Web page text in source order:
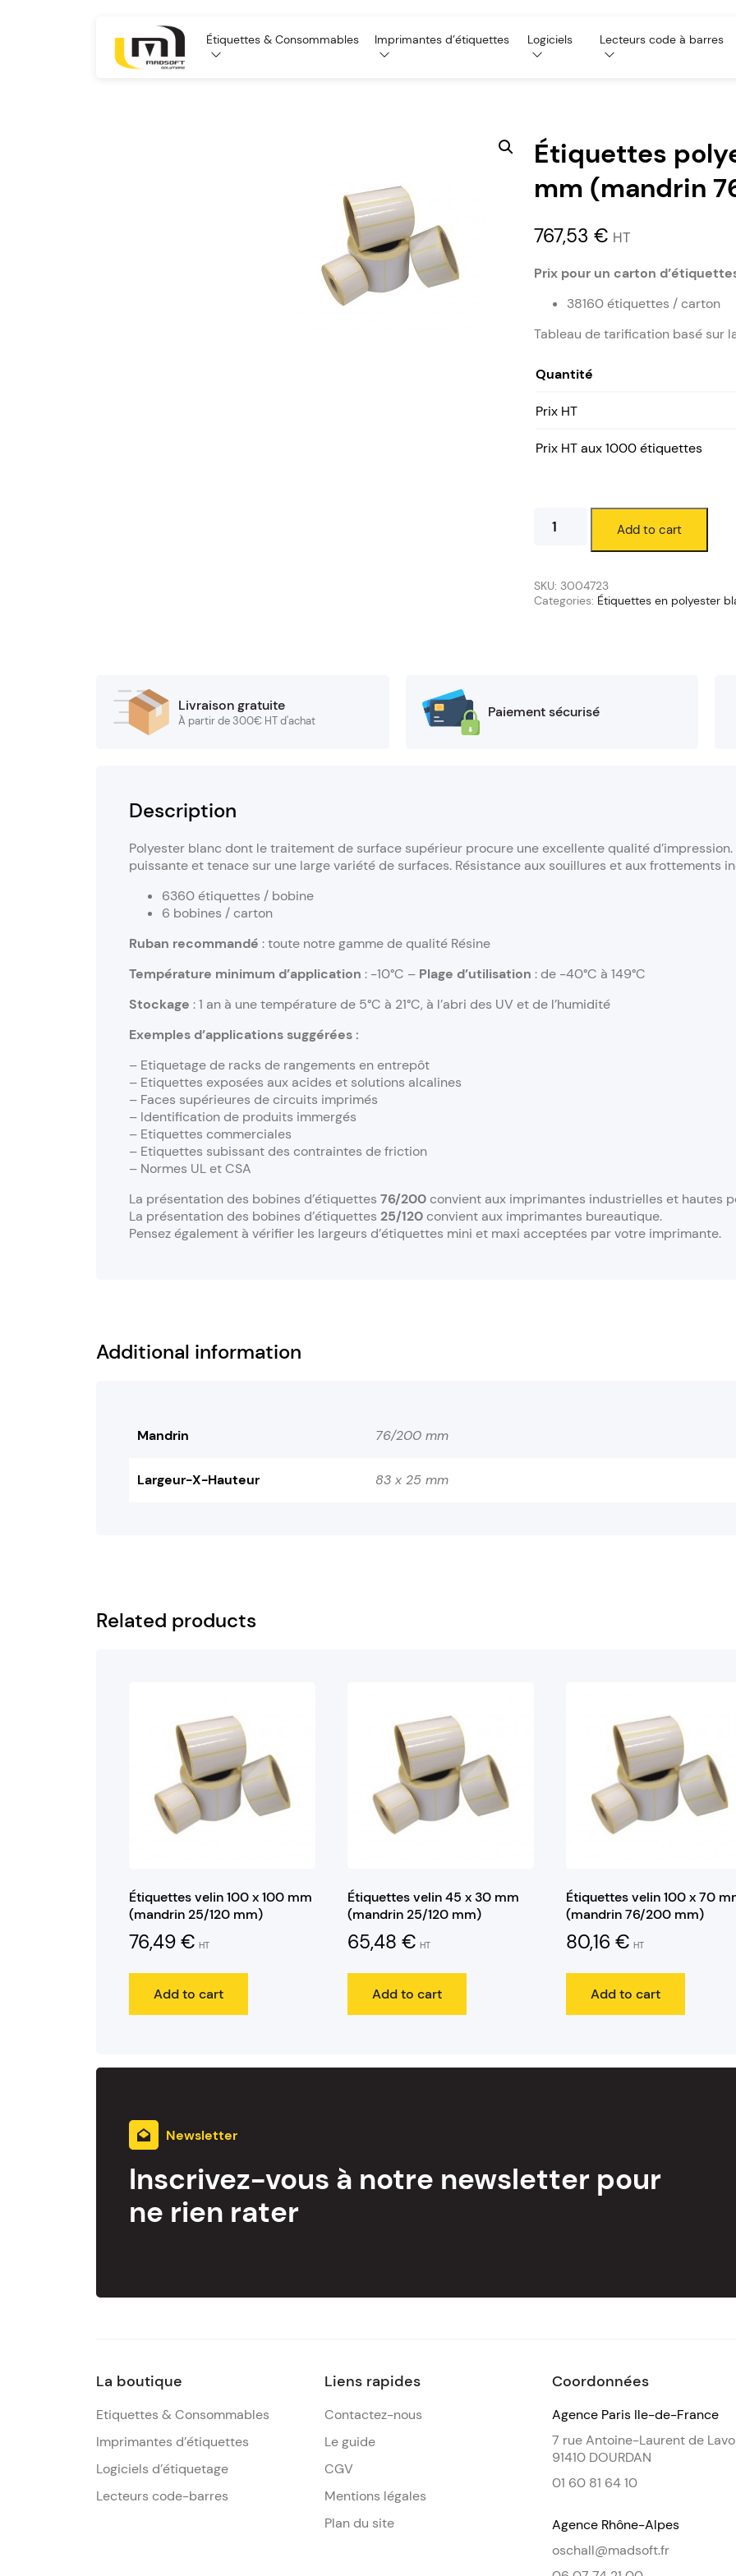
Étiquettes & Consommables Imprimantes d’étiquettes Logiciels Lecteurs code à barres
Étiquettes
mm (mandrin
767,53 € HT
Prix pour un carton
38160 étiquettes / carton
Tableau de tarification basé sur
Quantité
Prix HT
Prix HT aux 1000 étiquettes
Étiquettes
polyester
x
25
Add to cart
SKU: 3004723
Categories: Étiquettes en polyester
Livraison gratuite
À partir de 300€ HT d'achat Paiement sécurisé
Description
Polyester blanc dont le traitement de surface supérieur procure une excellente qualité
puissante et tenace sur une large variété de surfaces. Résistance aux souillures et aux frottements
6360 étiquettes / bobine
6 bobines / carton
Ruban recommandé : toute notre gamme de qualité Résine
Température minimum d’application : -10°C – Plage d’utilisation : de -40°C à 149°C
Stockage : 1 an à une température de 5°C à 21°C, à l’abri des UV et de l’humidité
Exemples d’applications suggérées :
– Etiquetage de racks de rangements en entrepôt
– Etiquettes exposées aux acides et solutions alcalines
– Faces supérieures de circuits imprimés
– Identification de produits immergés
– Etiquettes commerciales
– Etiquettes subissant des contraintes de friction
– Normes UL et CSA
La présentation des bobines d’étiquettes 76/200convient aux imprimantes industrielles et hautes
La présentation des bobines d’étiquettes 25/120convient aux imprimantes bureautique.
Pensez également à vérifier les largeurs d’étiquettes mini et maxi acceptées par votre imprimante.
Additional information
Mandrin 76/200 mm
Largeur-X-Hauteur 83 x 25 mm
Related products
Étiquettes velin 100 x 100 mm
(mandrin 25/120 mm)
76,49 € HT
Add to cart
Étiquettes velin 45 x 30 mm
(mandrin 25/120 mm)
65,48€ HT
Add to cart
Étiquettes velin 100 x 70
(mandrin 76/200 mm)
80,16€ HT
Add to cart
Newsletter
Inscrivez-vous à notre newsletter pour
ne rien rater
La boutique
Etiquettes & Consommables
Imprimantes d’étiquettes
Logiciels d’étiquetage
Lecteurs code-barres
Liens rapides
Contactez-nous
Le guide
CGV
Mentions légales
Plan du site
Coordonnées
Agence Paris Ile-de-France
7 rue Antoine-Laurent de
91410 DOURDAN
01 60 81 64 10
Agence Rhône-Alpes
oschall@madsoft.fr